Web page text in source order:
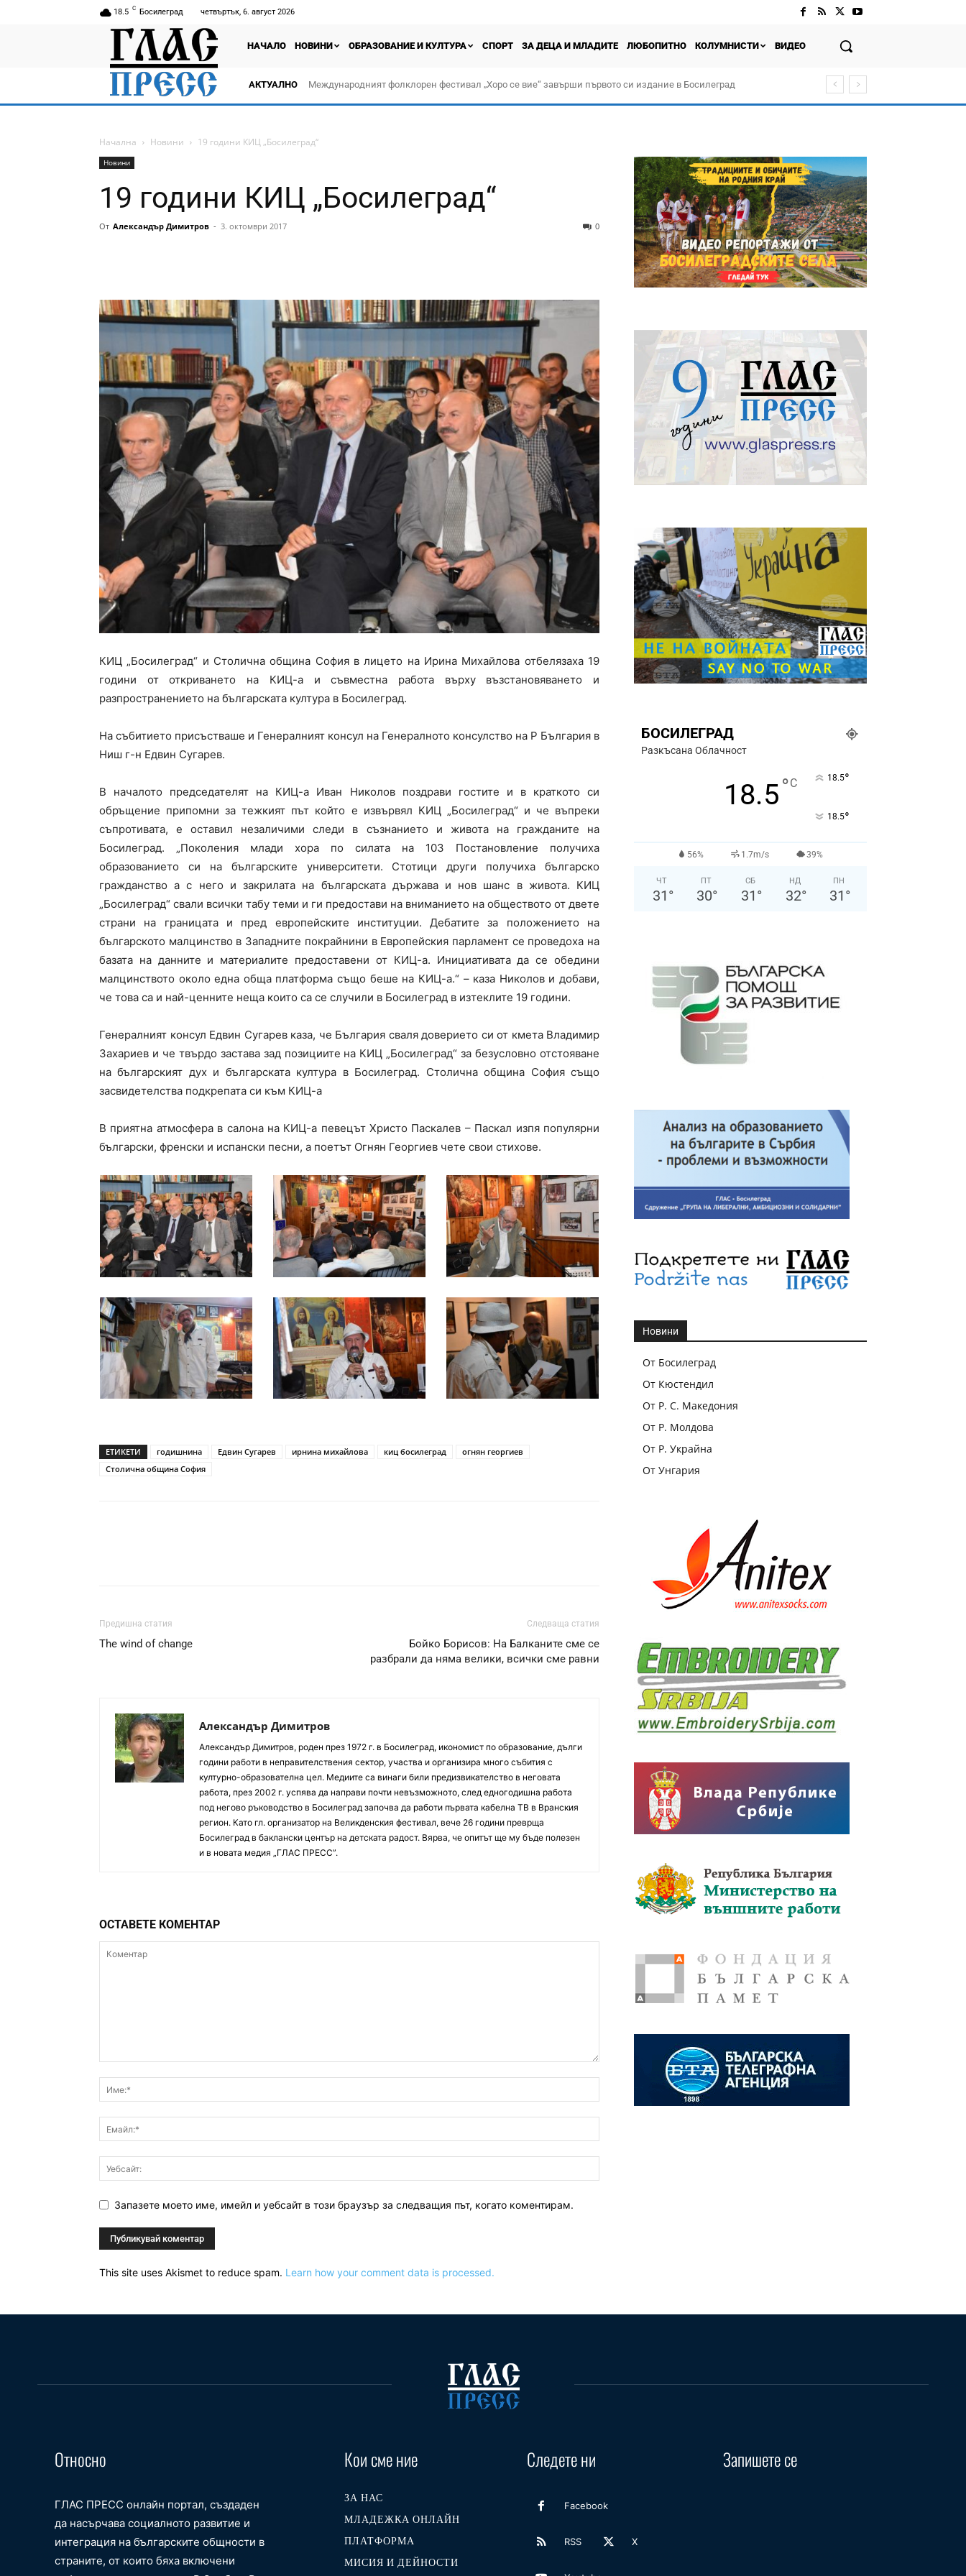
18.5 C Босилеград четвъртък, 6. август 2026
НАЧАЛО НОВИНИ ОБРАЗОВАНИЕ И КУЛТУРА СПОРТ ЗА ДЕЦА И МЛАДИТЕ ЛЮБОПИТНО КОЛУМНИСТИ ВИДЕО
АКТУАЛНО Международният фолклорен фестивал „Хоро се вие“ завърши първото си издание в Босилеград
Начална Новини 19 години КИЦ „Босилеград“
Новини
19 години КИЦ „Босилеград“
От Александър Димитров - 3. октомври 2017 0
КИЦ „Босилеград“ и Столична община София в лицето на Ирина Михайлова отбелязаха 19
години от откриването на КИЦ-а и съвместна работа върху възстановяването и
разпространението на българската култура в Босилеград.
На събитието присъстваше и Генералният консул на Генералното консулство на Р България в
Ниш г-н Едвин Сугарев.
В началото председателят на КИЦ-а Иван Николов поздрави гостите и в краткото си
обръщение припомни за тежкият път който е извървял КИЦ „Босилеград“ и че въпреки
съпротивата, е оставил незаличими следи в съзнанието и живота на гражданите на
Босилеград. „Поколения млади хора по силата на 103 Постановление получиха
образованието си на българските университети. Стотици други получиха българско
гражданство а с него и закрилата на българската държава и нов шанс в живота. КИЦ
„Босилеград“ свали всички табу теми и ги предостави на вниманието на обществото от двете
страни на границата и пред европейските институции. Дебатите за положението на
българското малцинство в Западните покрайнини в Европейския парламент се проведоха на
базата на данните и материалите предоставени от КИЦ-а. Инициативата да се обедини
малцинството около една обща платформа също беше на КИЦ-а.“ – каза Николов и добави,
че това са и най-ценните неща които са се случили в Босилеград в изтеклите 19 години.
Генералният консул Едвин Сугарев каза, че България сваля доверието си от кмета Владимир
Захариев и че твърдо застава зад позициите на КИЦ „Босилеград“ за безусловно отстояване
на българският дух и българската култура в Босилеград. Столична община София също
засвидетелства подкрепата си към КИЦ-а
В приятна атмосфера в салона на КИЦ-а певецът Христо Паскалев – Паскал изпя популярни
български, френски и испански песни, а поетът Огнян Георгиев чете свои стихове.
ЕТИКЕТИ годишнина Едвин Сугарев ирнина михайлова киц босилеград
огнян георгиев
Столична община София
Предишна статия
The wind of change
Следваща статия
Бойко Борисов: На Балканите сме се
разбрали да няма велики, всички сме равни
Александър Димитров
Aлександър Димитров, роден през 1972 г. в Босилеград, икономист по образование, дълги
години работи в неправителствения сектор, участва и организира много събития с
културно-образователна цел. Медиите са винаги били предизвикателство в неговата
работа, през 2002 г. успява да направи почти невъзможното, след едногодишна работа
под негово ръководство в Босилеград започва да работи първата кабелна ТВ в Вранския
регион. Като гл. организатор на Великденския фестивал, вече 26 години преврща
Босилеград в баклански център на детската радост. Вярва, че опитът ще му бъде полезен
и в новата медия „ГЛАС ПРЕСС”.
ОСТАВЕТЕ КОМЕНТАР
Запазете моето име, имейл и уебсайт в този браузър за следващия път, когато коментирам.
This site uses Akismet to reduce spam. Learn how your comment data is processed.
БОСИЛЕГРАД
Разкъсана Облачност
18.5°C 18.5°
18.5°
56% 1.7m/s 39%
ЧТ
31 °
ПТ
30°
СБ
31 °
НД
32°
ПН
31 °
Новини
От Босилеград
От Кюстендил
От Р. С. Македония
От Р. Молдова
От Р. Украйна
От Унгария
Относно
ГЛАС ПРЕСС онлайн портал, създаден
да насърчава социалното развитие и
интеграция на българските общности в
страните, от които бяха включени
Кои сме ние
ЗА НАС
МЛАДЕЖКА ОНЛАЙН
ПЛАТФОРМА
МИСИЯ И ДЕЙНОСТИ
Следете ни
Facebook
RSS X
Запишете се